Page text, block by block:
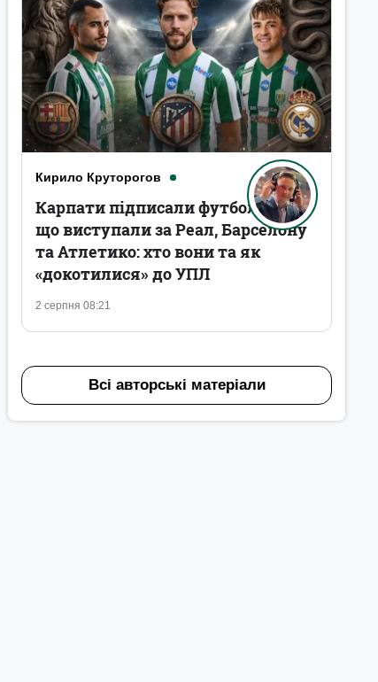
Кирило Круторогов
2 серпня 08:21
Карпати підписали футболістів,
що виступали за Реал, Барселону
та Атлетико: хто вони та як
«докотилися» до УПЛ
Всі авторські матеріали